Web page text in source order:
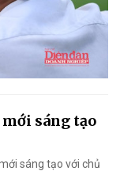
sáng tạo
sáng tạo với chủ